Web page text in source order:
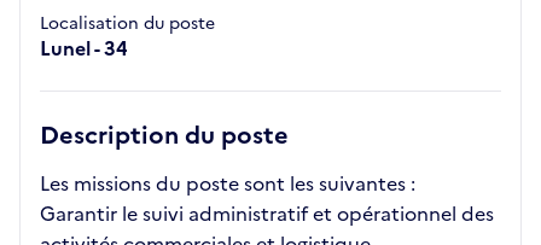
Localisation du poste
Lunel - 34
Description du poste
Les missions du poste sont les suivantes :
Garantir le suivi administratif et opérationnel des